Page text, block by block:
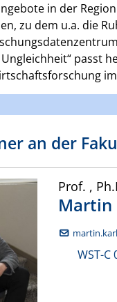
in der
zu dem u.a. die
Ungleichheit“ passt
an der
Prof. ,
Martin
WST-C